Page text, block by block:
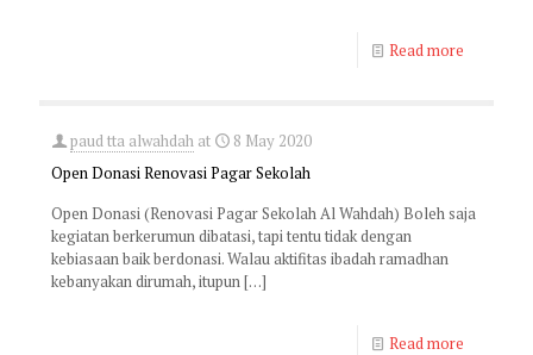
Read more
paud tta alwahdah at
8 May 2020
Open Donasi Renovasi Pagar Sekolah
Open Donasi (Renovasi Pagar Sekolah Al Wahdah) Boleh saja
kegiatan berkerumun dibatasi, tapi tentu tidak dengan
kebiasaan baik berdonasi. Walau aktifitas ibadah ramadhan
kebanyakan dirumah, itupun […]
Read more